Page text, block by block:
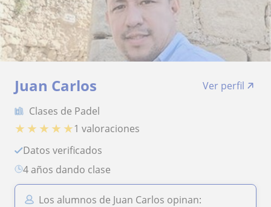
Juan Carlos
Ver perfil
Clases de Padel
★ ★ ★ ★ ★1 valoraciones
Datos verificados
4 años dando clase
Los alumnos de Juan Carlos opinan: